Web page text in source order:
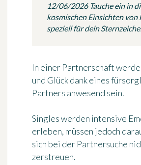
12/06/2026 Tauche ein in
kosmischen Einsichten von
speziell für dein
In einer Partnerschaft
und Glück dank eines
Partners anwesend sein.
Singles werden intensive
erleben, müssen jedoch
sich bei der Partnersuche
zerstreuen.